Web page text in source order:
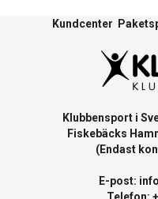
Kundcenter
Klubbensport i
Fiskebäcks Hamn
(Endast
E-post:
Telefon: